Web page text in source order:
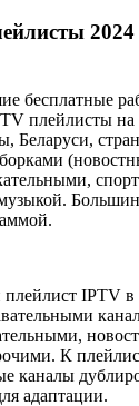
2024
бесплатные
плейлисты на
Беларуси,
IPTV
К
каналы
адаптации.